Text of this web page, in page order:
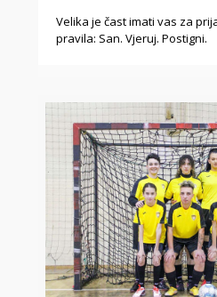
Velika je čast imati vas za
pravila: San. Vjeruj. Postigni.